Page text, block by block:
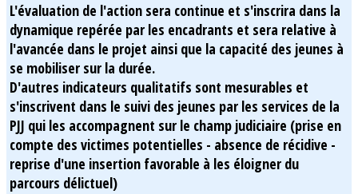
L'évaluation de l'action sera continue et s'inscrira dans la
dynamique repérée par les encadrants et sera relative à
l'avancée dans le projet ainsi que la capacité des jeunes à
se mobiliser sur la durée.
D'autres indicateurs qualitatifs sont mesurables et
s'inscrivent dans le suivi des jeunes par les services de la
PJJ qui les accompagnent sur le champ judiciaire (prise en
compte des victimes potentielles - absence de récidive -
reprise d'une insertion favorable à les éloigner du
parcours délictuel)